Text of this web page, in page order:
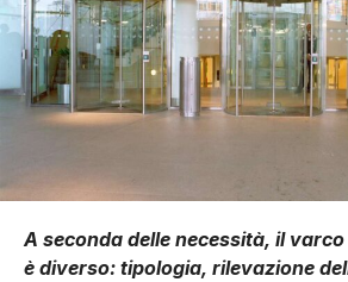
A seconda delle necessità, il varco
è diverso: tipologia, rilevazione